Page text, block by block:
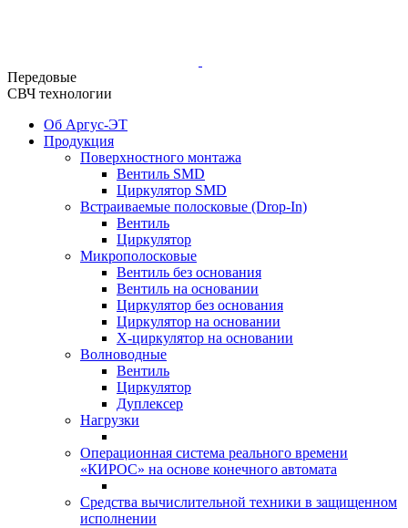
Передовые
СВЧ технологии
Об Аргус-ЭТ
Продукция
Поверхностного монтажа
Вентиль SMD
Циркулятор SMD
Встраиваемые полосковые (Drop-In)
Вентиль
Циркулятор
Микрополосковые
Вентиль без основания
Вентиль на основании
Циркулятор без основания
Циркулятор на основании
Х-циркулятор на основании
Волноводные
Вентиль
Циркулятор
Дуплексер
Нагрузки
Операционная система реального времени
«КИРОС» на основе конечного автомата
Средства вычислительной техники в защищенном
исполнении